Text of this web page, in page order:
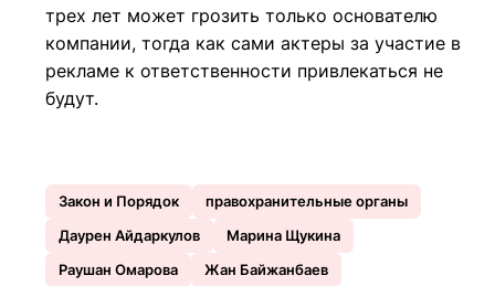
трех лет может грозить только основателю
компании, тогда как сами актеры за участие в
рекламе к ответственности привлекаться не
будут.
Закон и Порядок
правохранительные органы
Даурен Айдаркулов
Марина Щукина
Раушан Омарова
Жан Байжанбаев